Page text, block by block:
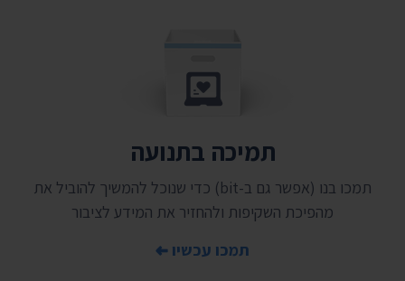
תמיכה בתנועה
תמכו בנו (אפשר גם ב-bit) כדי שנוכל להמשיך להוביל את
מהפיכת השקיפות ולהחזיר את המידע לציבור
תמכו עכשיו